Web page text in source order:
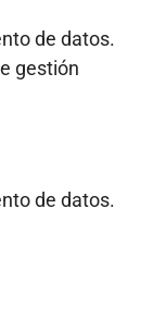
de datos.
gestión
de datos.